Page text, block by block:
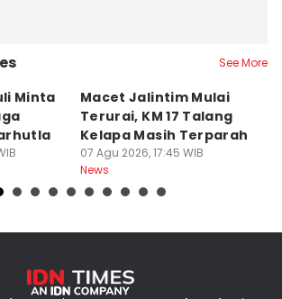
See More
Minta
Macet Jalintim Mulai
Terurai, KM 17 Talang
Kelapa Masih Terparah
07 Agu 2026, 17:45 WIB
News